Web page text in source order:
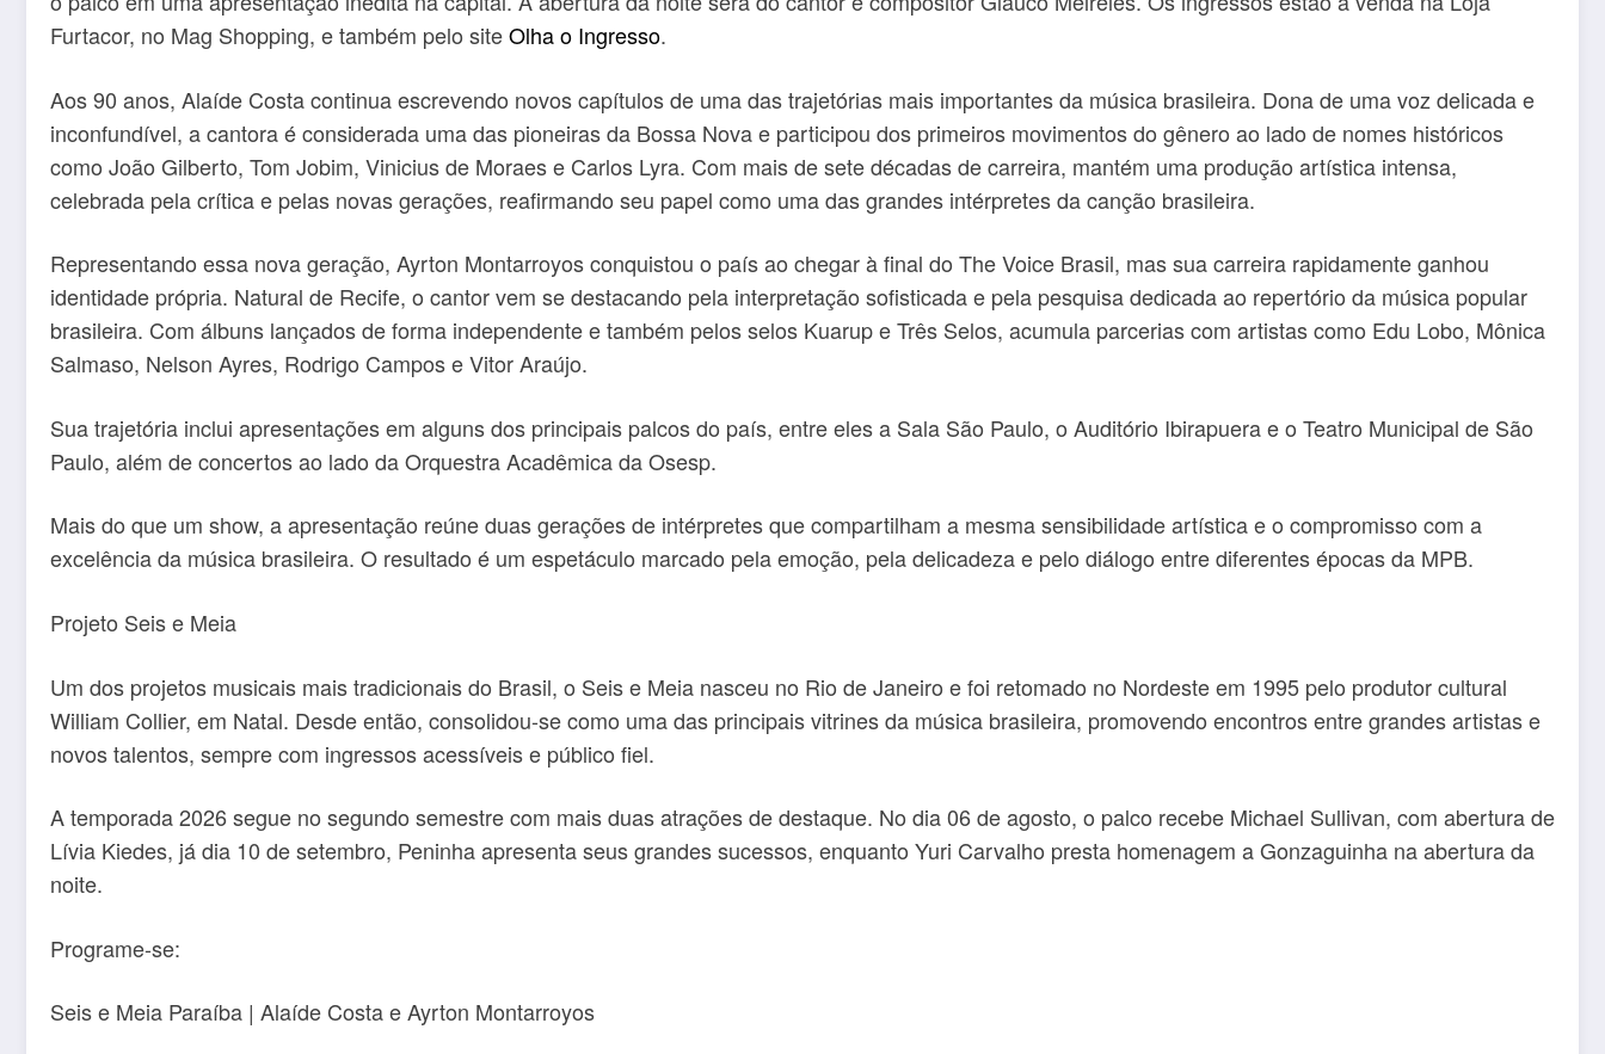
Furtacor, no Mag Shopping, e também pelo siteOlha o Ingresso.
Aos 90 anos, Alaíde Costa continua escrevendo novos capítulos de uma das trajetórias mais importantes da música brasileira. Dona de uma voz delicada e
inconfundível, a cantora é considerada uma das pioneiras da Bossa Nova e participou dos primeiros movimentos do gênero ao lado de nomes históricos
como João Gilberto, Tom Jobim, Vinicius de Moraes e Carlos Lyra. Com mais de sete décadas de carreira, mantém uma produção artística intensa,
celebrada pela crítica e pelas novas gerações, reafirmando seu papel como uma das grandes intérpretes da canção brasileira.
Representando essa nova geração, Ayrton Montarroyos conquistou o país ao chegar à final do The Voice Brasil, mas sua carreira rapidamente ganhou
identidade própria. Natural de Recife, o cantor vem se destacando pela interpretação sofisticada e pela pesquisa dedicada ao repertório da música popular
brasileira. Com álbuns lançados de forma independente e também pelos selos Kuarup e Três Selos, acumula parcerias com artistas como Edu Lobo, Mônica
Salmaso, Nelson Ayres, Rodrigo Campos e Vitor Araújo.
Sua trajetória inclui apresentações em alguns dos principais palcos do país, entre eles a Sala São Paulo, o Auditório Ibirapuera e o Teatro Municipal de São
Paulo, além de concertos ao lado da Orquestra Acadêmica da Osesp.
Mais do que um show, a apresentação reúne duas gerações de intérpretes que compartilham a mesma sensibilidade artística e o compromisso com a
excelência da música brasileira. O resultado é um espetáculo marcado pela emoção, pela delicadeza e pelo diálogo entre diferentes épocas da MPB.
Projeto Seis e Meia
Um dos projetos musicais mais tradicionais do Brasil, o Seis e Meia nasceu no Rio de Janeiro e foi retomado no Nordeste em 1995 pelo produtor cultural
William Collier, em Natal. Desde então, consolidou-se como uma das principais vitrines da música brasileira, promovendo encontros entre grandes artistas e
novos talentos, sempre com ingressos acessíveis e público fiel.
A temporada 2026 segue no segundo semestre com mais duas atrações de destaque. No dia 06 de agosto, o palco recebe Michael Sullivan, com abertura de
Lívia Kiedes, já dia 10 de setembro, Peninha apresenta seus grandes sucessos, enquanto Yuri Carvalho presta homenagem a Gonzaguinha na abertura da
noite.
Programe-se:
Seis e Meia Paraíba | Alaíde Costa e Ayrton Montarroyos